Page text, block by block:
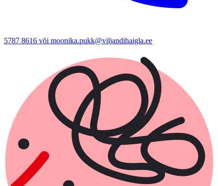
5787 8616 või moonika.pukk@viljandihaigla.ee